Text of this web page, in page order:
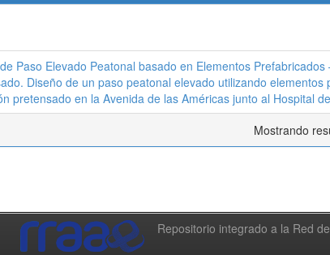
Paso Elevado Peatonal basado en Elementos Prefabricados
Diseño de un paso peatonal elevado utilizando elementos
pretensado en la Avenida de las Américas junto al Hospital
Mostrando
Repositorio integrado a la Red